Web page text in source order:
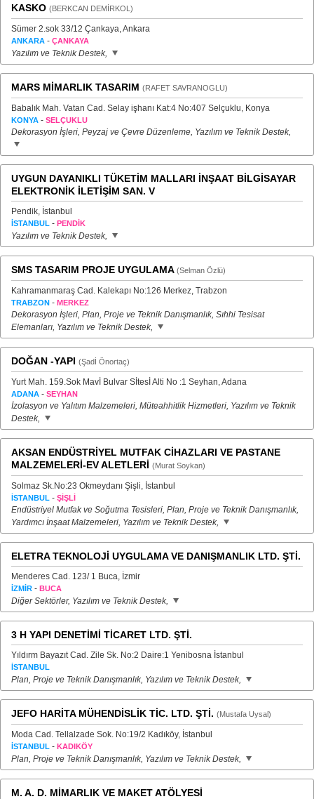
KASKO (BERKCAN DEMİRKOL)
Sümer 2.sok 33/12 Çankaya, Ankara
ANKARA - ÇANKAYA
Yazılım ve Teknik Destek,
MARS MİMARLIK TASARIM (RAFET SAVRANOGLU)
Babalık Mah. Vatan Cad. Selay işhanı Kat:4 No:407 Selçuklu, Konya
KONYA - SELÇUKLU
Dekorasyon İşleri, Peyzaj ve Çevre Düzenleme, Yazılım ve Teknik Destek,
UYGUN DAYANIKLI TÜKETİM MALLARI İNŞAAT BİLGİSAYAR
ELEKTRONİK İLETİŞİM SAN. V
Pendik, İstanbul
İSTANBUL - PENDİK
Yazılım ve Teknik Destek,
SMS TASARIM PROJE UYGULAMA (Selman Özlü)
Kahramanmaraş Cad. Kalekapı No:126 Merkez, Trabzon
TRABZON - MERKEZ
Dekorasyon İşleri, Plan, Proje ve Teknik Danışmanlık, Sıhhi Tesisat
Elemanları, Yazılım ve Teknik Destek,
DOĞAN -YAPI (Şadİ Önortaç)
Yurt Mah. 159.Sok Mavİ Bulvar Sİtesİ Alti No :1 Seyhan, Adana
ADANA - SEYHAN
İzolasyon ve Yalıtım Malzemeleri, Müteahhitlik Hizmetleri, Yazılım ve Teknik
Destek,
AKSAN ENDÜSTRİYEL MUTFAK CİHAZLARI VE PASTANE
MALZEMELERİ-EV ALETLERİ (Murat Soykan)
Solmaz Sk.No:23 Okmeydanı Şişli, İstanbul
İSTANBUL - ŞİŞLİ
Endüstriyel Mutfak ve Soğutma Tesisleri, Plan, Proje ve Teknik Danışmanlık,
Yardımcı İnşaat Malzemeleri, Yazılım ve Teknik Destek,
ELETRA TEKNOLOJİ UYGULAMA VE DANIŞMANLIK LTD. ŞTİ.
Menderes Cad. 123/ 1 Buca, İzmir
İZMİR - BUCA
Diğer Sektörler, Yazılım ve Teknik Destek,
3 H YAPI DENETİMİ TİCARET LTD. ŞTİ.
Yıldırm Bayazıt Cad. Zile Sk. No:2 Daire:1 Yenibosna İstanbul
İSTANBUL
Plan, Proje ve Teknik Danışmanlık, Yazılım ve Teknik Destek,
JEFO HARİTA MÜHENDİSLİK TİC. LTD. ŞTİ. (Mustafa Uysal)
Moda Cad. Tellalzade Sok. No:19/2 Kadıköy, İstanbul
İSTANBUL - KADIKÖY
Plan, Proje ve Teknik Danışmanlık, Yazılım ve Teknik Destek,
M. A. D. MİMARLIK VE MAKET ATÖLYESİ